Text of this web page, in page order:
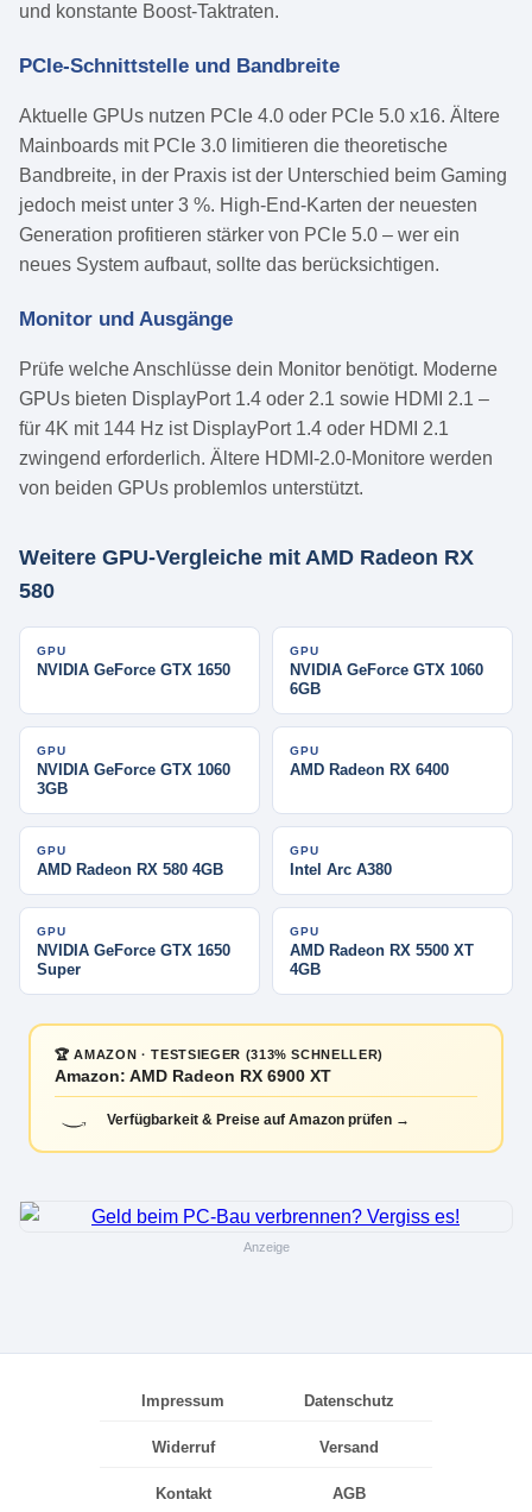
und konstante Boost-Taktraten.
PCIe-Schnittstelle und Bandbreite
Aktuelle GPUs nutzen PCIe 4.0 oder PCIe 5.0 x16. Ältere
Mainboards mit PCIe 3.0 limitieren die theoretische
Bandbreite, in der Praxis ist der Unterschied beim Gaming
jedoch meist unter 3 %. High-End-Karten der neuesten
Generation profitieren stärker von PCIe 5.0 – wer ein
neues System aufbaut, sollte das berücksichtigen.
Monitor und Ausgänge
Prüfe welche Anschlüsse dein Monitor benötigt. Moderne
GPUs bieten DisplayPort 1.4 oder 2.1 sowie HDMI 2.1 –
für 4K mit 144 Hz ist DisplayPort 1.4 oder HDMI 2.1
zwingend erforderlich. Ältere HDMI-2.0-Monitore werden
von beiden GPUs problemlos unterstützt.
Weitere GPU-Vergleiche mit AMD Radeon RX
580
GPU
NVIDIA GeForce GTX 1650
GPU
NVIDIA GeForce GTX 1060
6GB
GPU
NVIDIA GeForce GTX 1060
3GB
GPU
AMD Radeon RX 6400
GPU
AMD Radeon RX 580 4GB
GPU
Intel Arc A380
GPU
NVIDIA GeForce GTX 1650
Super
GPU
AMD Radeon RX 5500 XT
4GB
🏆 AMAZON · TESTSIEGER (313% SCHNELLER)
Amazon: AMD Radeon RX 6900 XT
Verfügbarkeit & Preise auf Amazon prüfen →
Anzeige
Impressum Datenschutz
Widerruf Versand
Kontakt AGB